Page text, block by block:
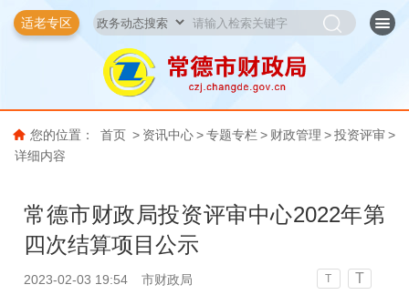
适老专区
您的位置： 首页 > 资讯中心 > 专题专栏 > 财政管理 > 投资评审 >
详细内容
常德市财政局投资评审中心2022年第
四次结算项目公示
2023-02-03 19:54 市财政局 T T